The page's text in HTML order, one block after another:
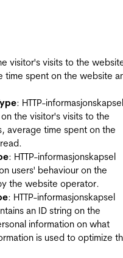
visitor's visits to the
time spent on the website
: HTTP-informasjonskapsel
the visitor's visits to the
average time spent on the
: HTTP-informasjonskapsel
users' behaviour on the
the website operator.
: HTTP-informasjonskapsel
an ID string on the
information on what
is used to optimize